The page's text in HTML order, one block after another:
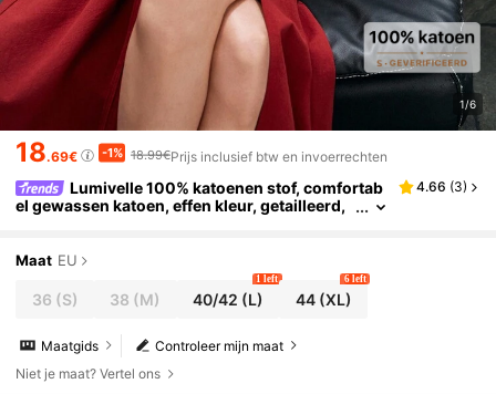
1/6
18.69€ -1% 18.99€Prijs inclusief btw en invoerrechten
Lumivelle 100% katoenen stof, comfortab
el gewassen katoen, effen kleur, getailleerd,
denvoor, getailleerde taille, knoop, rits, geplooid
e buste, extra brede A-lijn, gestreept, vakantie, s
exy, romantisch, resort, boho, woon-werkverkee
r, casual, elegant, minimalistisch, zacht aanvoele
omer
4.66 (3)
Maat EU
36 (S) 38 (M) 40/42 (L)
1 left
44(XL)
6 left
Controleer mijn maat
Maatgids
Niet je maat? Vertel ons